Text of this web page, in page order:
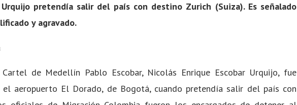
Urquijo pretendía salir del país con destino Zurich (Suiza). Es señalado
y agravado.
de Medellín Pablo Escobar, Nicolás Enrique Escobar Urquijo, fue
aeropuerto El Dorado, de Bogotá, cuando pretendía salir del país con